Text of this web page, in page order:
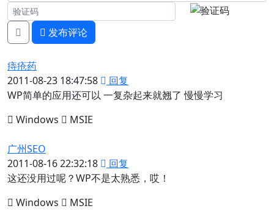
发布评论
痔疮药
2011-08-23 18:47:58
回复
WP简单的应用还可以 一复杂起来就翘了 慢慢学习
Windows
MSIE
广州SEO
2011-08-16 22:32:18
回复
这还没用过呢？WP不是太熟悉，哎！
Windows
MSIE